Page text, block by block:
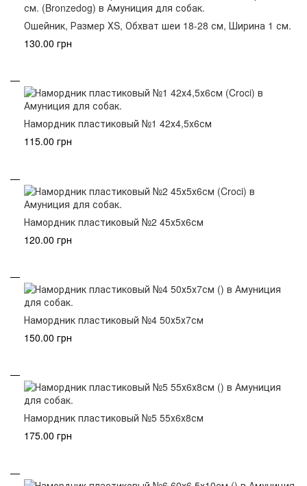
Ошейник, Размер ХS, Обхват шеи 18-28 см, Ширина 1 см.
130.00 грн
Намордник пластиковый №1 42х4,5х6см
115.00 грн
Намордник пластиковый №2 45х5х6см
120.00 грн
Намордник пластиковый №4 50х5х7см
150.00 грн
Намордник пластиковый №5 55х6х8см
175.00 грн